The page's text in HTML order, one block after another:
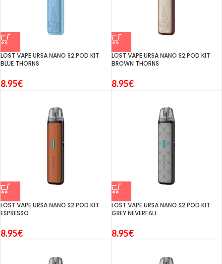
LOST VAPE URSA NANO S2 POD KIT
BLUE THORNS
8.95€
LOST VAPE URSA NANO S2 POD KIT
BROWN THORNS
8.95€
LOST VAPE URSA NANO S2 POD KIT
ESPRESSO
8.95€
LOST VAPE URSA NANO S2 POD KIT
GREY NEVERFALL
8.95€